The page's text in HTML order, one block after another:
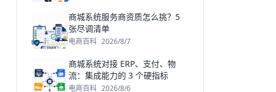
商城系统服务商资质怎么挑？5
张尽调清单
电商百科 2026/8/7
商城系统对接 ERP、支付、物
流：集成能力的 3 个硬指标
电商百科 2026/8/6